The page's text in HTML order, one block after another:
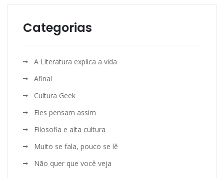
Categorias
A Literatura explica a vida
Afinal
Cultura Geek
Eles pensam assim
Filosofia e alta cultura
Muito se fala, pouco se lê
Não quer que você veja